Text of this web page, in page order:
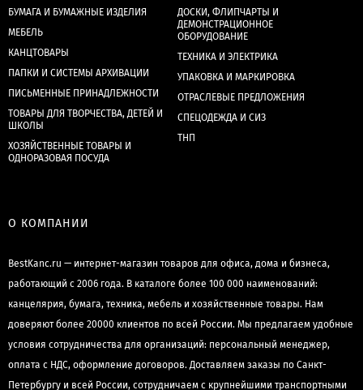
БУМАГА И БУМАЖНЫЕ ИЗДЕЛИЯ
МЕБЕЛЬ
КАНЦТОВАРЫ
ПАПКИ И СИСТЕМЫ АРХИВАЦИИ
ПИСЬМЕННЫЕ ПРИНАДЛЕЖНОСТИ
ТОВАРЫ ДЛЯ ТВОРЧЕСТВА, ДЕТЕЙ И
ШКОЛЫ
ХОЗЯЙСТВЕННЫЕ ТОВАРЫ И
ОДНОРАЗОВАЯ ПОСУДА
ДОСКИ, ФЛИПЧАРТЫ И
ДЕМОНСТРАЦИОННОЕ
ОБОРУДОВАНИЕ
ТЕХНИКА И ЭЛЕКТРИКА
УПАКОВКА И МАРКИРОВКА
ОТРАСЛЕВЫЕ ПРЕДЛОЖЕНИЯ
СПЕЦОДЕЖДА И СИЗ
ТНП
О КОМПАНИИ
BestKanc.ru — интернет-магазин товаров для офиса, дома и бизнеса,
работающий с 2006 года. В каталоге более 100 000 наименований:
канцелярия, бумага, техника, мебель и хозяйственные товары. Нам
доверяют более 20000 клиентов по всей России. Мы предлагаем удобные
условия сотрудничества для организаций: персональный менеджер,
оплата с НДС, оформление договоров. Доставляем заказы по Санкт-
Петербургу и всей России, сотрудничаем с крупнейшими транспортными